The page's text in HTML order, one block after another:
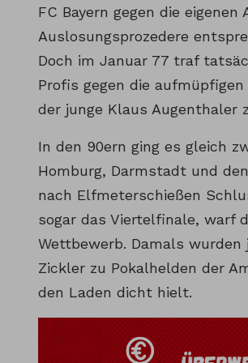
FC Bayern gegen die
Auslosungsprozedere
Doch im Januar 77 traf
Profis gegen die
der junge Klaus Augenthaler
In den 90ern ging es gleich
Homburg, Darmstadt und
nach Elfmeterschießen
sogar das Viertelfinale, warf
Wettbewerb. Damals wurden
Zickler zu Pokalhelden der
den Laden dicht hielt.